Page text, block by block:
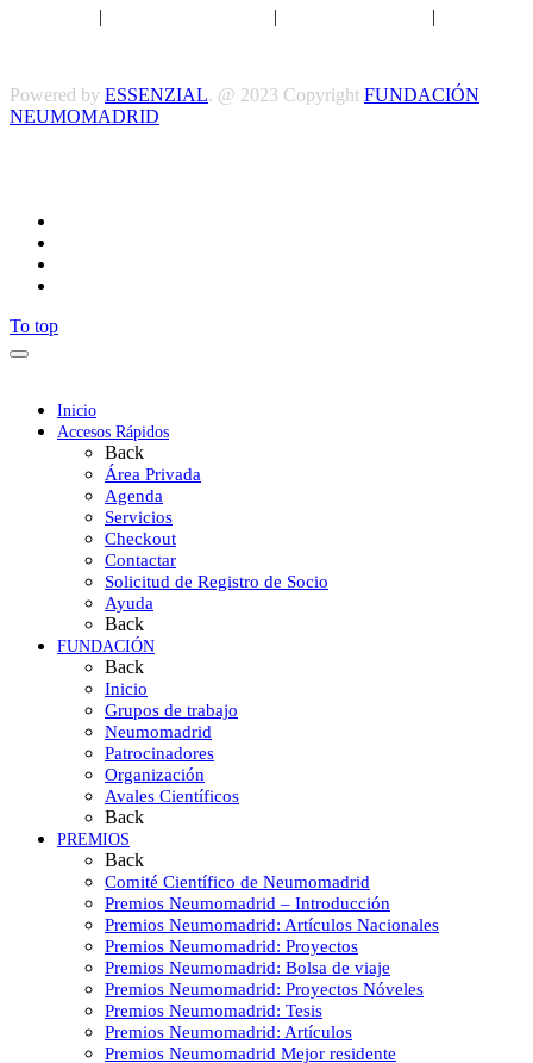
| | |
Powered by ESSENZIAL. @ 2023 Copyright FUNDACIÓN
NEUMOMADRID
To top
Inicio
Accesos Rápidos
Back
Área Privada
Agenda
Servicios
Checkout
Contactar
Solicitud de Registro de Socio
Ayuda
Back
FUNDACIÓN
Back
Inicio
Grupos de trabajo
Neumomadrid
Patrocinadores
Organización
Avales Científicos
Back
PREMIOS
Back
Comité Científico de Neumomadrid
Premios Neumomadrid – Introducción
Premios Neumomadrid: Artículos Nacionales
Premios Neumomadrid: Proyectos
Premios Neumomadrid: Bolsa de viaje
Premios Neumomadrid: Proyectos Nóveles
Premios Neumomadrid: Tesis
Premios Neumomadrid: Artículos
Premios Neumomadrid Mejor residente